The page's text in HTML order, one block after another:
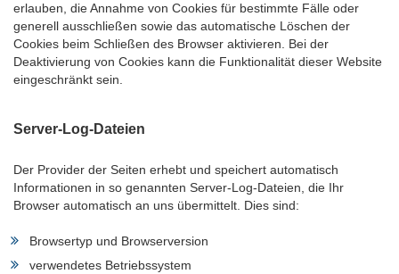
erlauben, die Annahme von Cookies für bestimmte Fälle oder
generell ausschließen sowie das automatische Löschen der
Cookies beim Schließen des Browser aktivieren. Bei der
Deaktivierung von Cookies kann die Funktionalität dieser Website
eingeschränkt sein.
Server-Log-Dateien
Der Provider der Seiten erhebt und speichert automatisch
Informationen in so genannten Server-Log-Dateien, die Ihr
Browser automatisch an uns übermittelt. Dies sind:
Browsertyp und Browserversion
verwendetes Betriebssystem